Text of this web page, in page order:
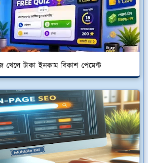
খেলে টাকা ইনকাম বিকাশ পেমেন্ট